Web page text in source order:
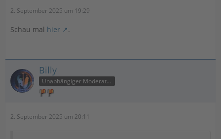
2. September 2025 um 19:29
Schau mal hier .
Billy
Unabhängiger Moderator
2. September 2025 um 20:11